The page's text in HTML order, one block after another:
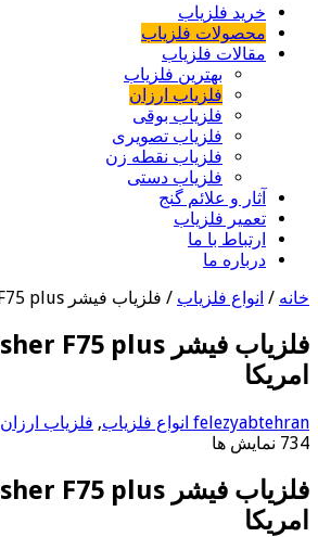
خرید فلزیاب
محصولات فلزیاب
مقالات فلزیاب
بهترین فلزیاب
فلزیاب ارزان
فلزیاب بوقی
فلزیاب تصویری
فلزیاب نقطه زن
فلزیاب دستی
آثار و علائم گنج
تعمیر فلزیاب
ارتباط با ما
درباره ما
خانه / انواع فلزیاب / فلزیاب فیشر Fisher F75 plus ساخت امریکا
امریکا
felezyabtehran انواع فلزیاب, فلزیاب ارزان
734 نمایش ها
امریکا